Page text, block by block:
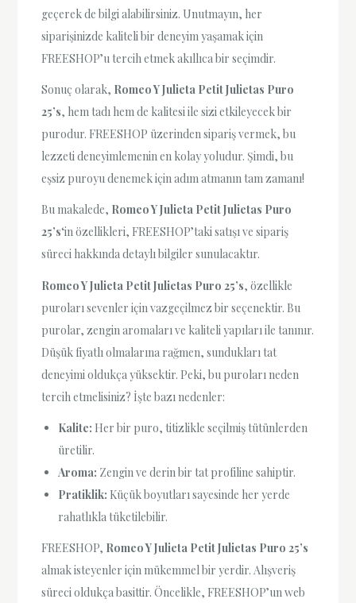
geçerek de bilgi alabilirsiniz. Unutmayın, her
siparişinizde kaliteli bir deneyim yaşamak için
FREESHOP’u tercih etmek akıllıca bir seçimdir.
Sonuç olarak, Romeo Y Julieta Petit Julietas Puro
25’s, hem tadı hem de kalitesi ile sizi etkileyecek bir
purodur. FREESHOP üzerinden sipariş vermek, bu
lezzeti deneyimlemenin en kolay yoludur. Şimdi, bu
eşsiz puroyu denemek için adım atmanın tam zamanı!
Bu makalede, Romeo Y Julieta Petit Julietas Puro
25’s‘in özellikleri, FREESHOP’taki satışı ve sipariş
süreci hakkında detaylı bilgiler sunulacaktır.
Romeo Y Julieta Petit Julietas Puro 25’s, özellikle
puroları sevenler için vazgeçilmez bir seçenektir. Bu
purolar, zengin aromaları ve kaliteli yapıları ile tanınır.
Düşük fiyatlı olmalarına rağmen, sundukları tat
deneyimi oldukça yüksektir. Peki, bu puroları neden
tercih etmelisiniz? İşte bazı nedenler:
Kalite: Her bir puro, titizlikle seçilmiş tütünlerden
üretilir.
Aroma: Zengin ve derin bir tat profiline sahiptir.
Pratiklik: Küçük boyutları sayesinde her yerde
rahatlıkla tüketilebilir.
FREESHOP, Romeo Y Julieta Petit Julietas Puro 25’s
almak isteyenler için mükemmel bir yerdir. Alışveriş
süreci oldukça basittir. Öncelikle, FREESHOP’un web